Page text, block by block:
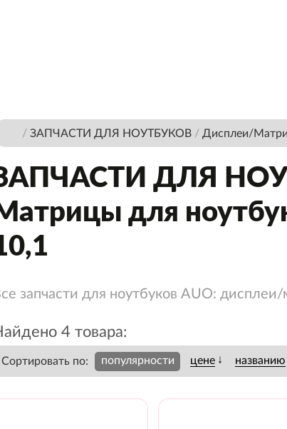
/ЗАПЧАСТИ ДЛЯ НОУТБУКОВ /Дисплеи/
ДЛЯ
для
запчасти для ноутбуков AUO:
4 товара:
Сортировать по: популярности цене ↓ названию